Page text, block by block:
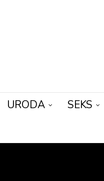
URODA SEKS